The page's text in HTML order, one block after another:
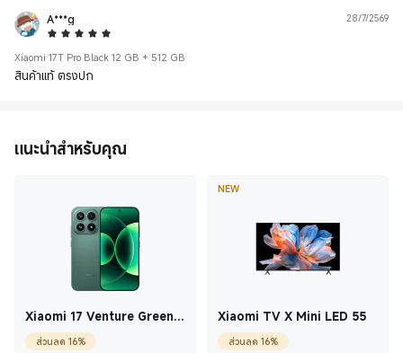
A***g
5 Star
28/7/2569
Xiaomi 17T Pro Black 12 GB + 512 GB
สินค้าแท้ ตรงปก
แนะนำสำหรับคุณ
Xiaomi 17 Venture Green
12 GB + 256 GB
ส่วนลด 16%
NEW
Xiaomi TV X Mini LED 55
ส่วนลด 16%